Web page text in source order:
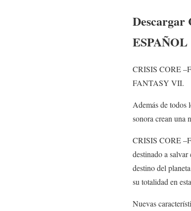
ESPAÑOL
CRISIS CORE
FANTASY VII.
Además de todos
sonora crean una
CRISIS CORE
destinado a
destino del
su totalidad en
Nuevas